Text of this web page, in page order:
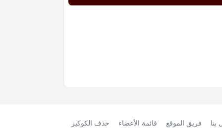
بنا فريق الموقع قائمة الأعضاء حذف الكوكيز